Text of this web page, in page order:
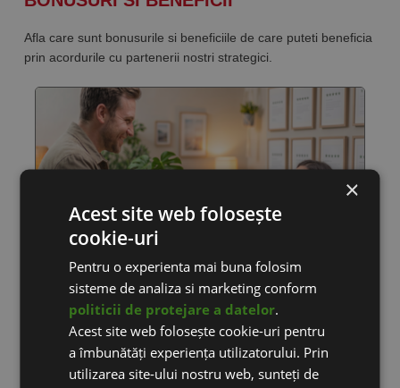
Afla care sunt bonusurile si beneficiile de care puteti beneficia
prin acordurile cu partenerii nostri strategici.
PARERI SCRISE DE CLIENTI
Ne dorim clienti multumiti si fericiti! Doar cu ei putem creste in
continuare activitatea eCommerce din Romania.
×
Acest site web folosește
cookie-uri
Pentru o experienta mai buna folosim
sisteme de analiza si marketing conform
politicii de protejare a datelor.
Acest site web folosește cookie-uri pentru
a îmbunătăți experiența utilizatorului. Prin
utilizarea site-ului nostru web, sunteți de